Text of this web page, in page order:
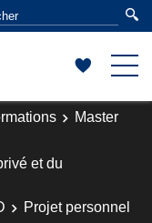
Master
et du
Projet personnel